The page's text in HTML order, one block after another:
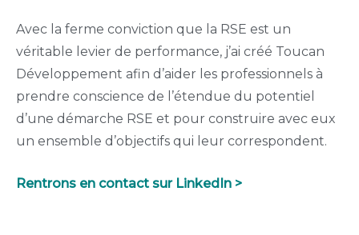
Avec la ferme conviction que la RSE est un
véritable levier de performance, j’ai créé Toucan
Développement afin d’aider les professionnels à
prendre conscience de l’étendue du potentiel
d’une démarche RSE et pour construire avec eux
un ensemble d’objectifs qui leur correspondent.
Rentrons en contact sur LinkedIn >